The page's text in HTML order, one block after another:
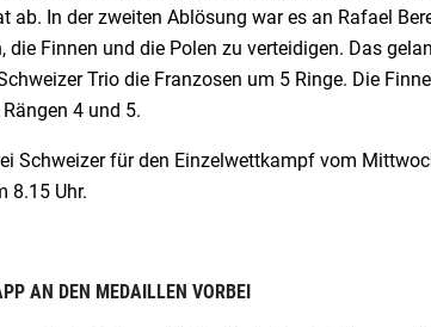
ab. In der zweiten Ablösung war es an Rafael
die Finnen und die Polen zu verteidigen. Das
Trio die Franzosen um 5 Ringe. Die
4 und 5.
Schweizer für den Einzelwettkampf vom
8.15 Uhr.
AN DEN MEDAILLEN VORBEI